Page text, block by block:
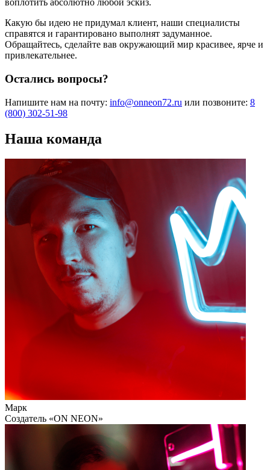
воплотить абсолютно любой эскиз.
Какую бы идею не придумал клиент, наши специалисты
справятся и гарантировано выполнят задуманное.
Обращайтесь, сделайте вав окружающий мир красивее, ярче и
привлекательнее.
Остались вопросы?
Напишите нам на почту: info@onneon72.ru или позвоните: 8
(800) 302-51-98
Наша команда
Марк
Cоздатель «ON NEON»